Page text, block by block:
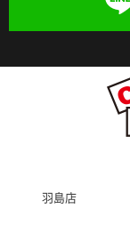
羽島店